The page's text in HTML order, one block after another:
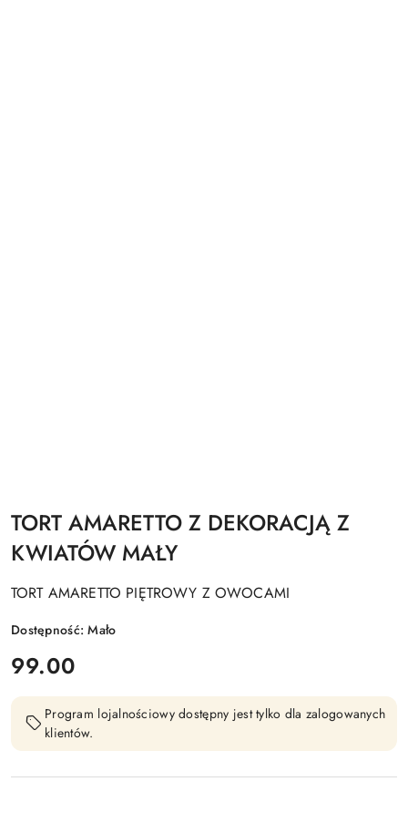
TORT AMARETTO Z DEKORACJĄ Z
KWIATÓW MAŁY
TORT AMARETTO PIĘTROWY Z OWOCAMI
Dostępność:Mało
cena:
99.00
Program lojalnościowy dostępny jest tylko dla zalogowanych
klientów.